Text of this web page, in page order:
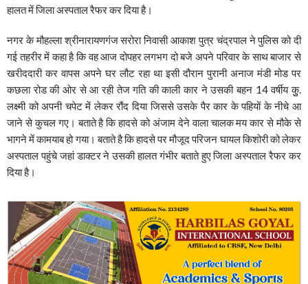
हालत में जिला अस्पताल रैफर कर दिया है।
नगर के मौहल्ला श्रीनारायणगंज सरोरा निवासी आकाश पुत्र चंद्रपाल ने पुलिस को दी
गई तहरीर में कहा है कि वह आज दोपहर लगभग दो बजे अपने परिवार के साथ बाजार से
खरीददारी कर वापस अपने घर लौट रहा था इसी दौरान पुरानी अनाज मंडी मोड पर
कछला रोड की ओर से आ रही तेज गति की काली कार ने उसकी बहन 14 वर्षीय कुु.
लक्ष्मी को अपनी चपेट में लेकर रौंद दिया जिससे उसके पैर कार के पहियों के नीचे आ
जाने से कुचल गए। बताते है कि हादसे को अंजाम देने वाला चालक मय कार से मौके से
भागने में कामयाब हो गया। बताते है कि हादसे पर मौजूद परिजन घायल किशोरी को लेकर
अस्पताल पहुंचे जहां डाक्टर ने उसकी हालत गंभीर बताते हुए जिला अस्पताल रैफर कर
दिया है।